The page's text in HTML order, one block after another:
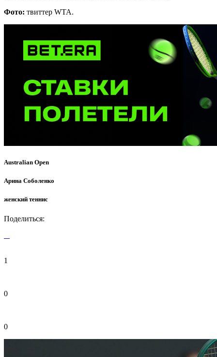
Фото: твиттер WTA.
Australian Open
Арина Соболенко
женский теннис
Поделиться:
1
0
0